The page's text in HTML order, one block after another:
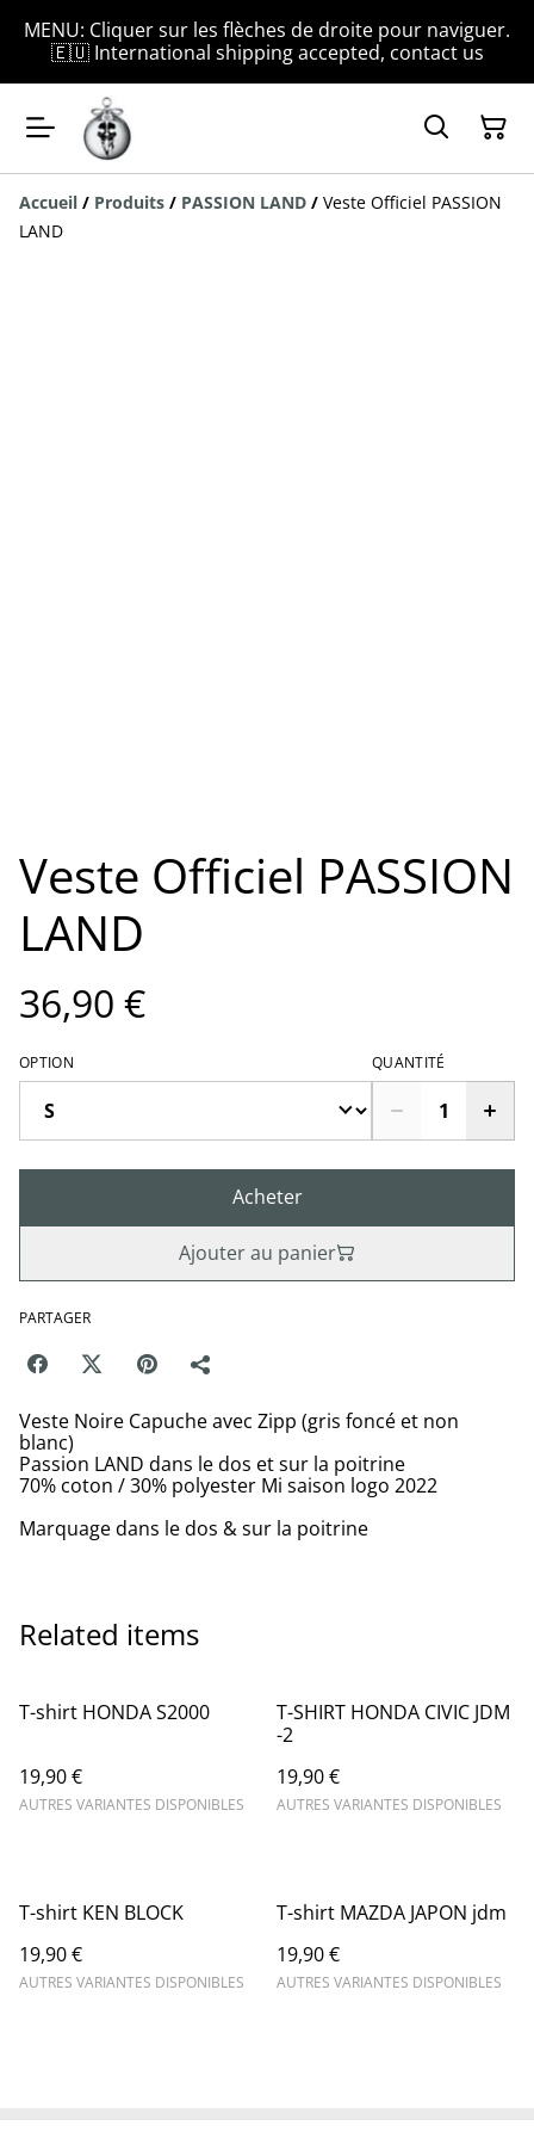
MENU: Cliquer sur les flèches de droite pour naviguer.
🇪🇺 International shipping accepted, contact us
Accueil / Produits / PASSION LAND / Veste Officiel PASSION
LAND
Veste Officiel PASSION
LAND
36,90 €
OPTION QUANTITÉ
Acheter
Ajouter au panier
PARTAGER
Veste Noire Capuche avec Zipp (gris foncé et non
blanc)
Passion LAND dans le dos et sur la poitrine
70% coton / 30% polyester Mi saison logo 2022
Marquage dans le dos & sur la poitrine
Related items
T-shirt HONDA S2000
19,90 €
AUTRES VARIANTES DISPONIBLES
T-SHIRT HONDA CIVIC JDM
-2
19,90 €
AUTRES VARIANTES DISPONIBLES
T-shirt KEN BLOCK
19,90 €
AUTRES VARIANTES DISPONIBLES
T-shirt MAZDA JAPON jdm
19,90 €
AUTRES VARIANTES DISPONIBLES